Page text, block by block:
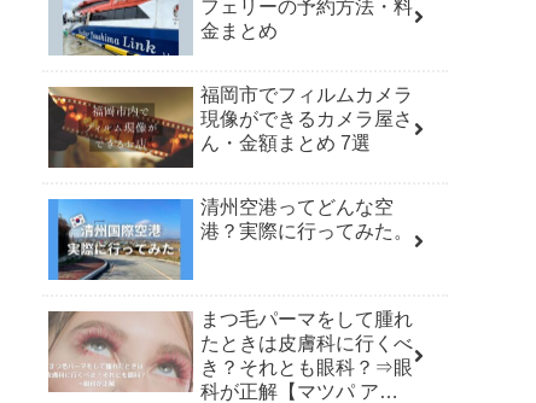
フェリーの予約方法・料
金まとめ
福岡市でフィルムカメラ
現像ができるカメラ屋さ
ん・金額まとめ 7選
清州空港ってどんな空
港？実際に行ってみた。
まつ毛パーマをして腫れ
たときは皮膚科に行くべ
き？それとも眼科？⇒眼
科が正解【マツパ アレ